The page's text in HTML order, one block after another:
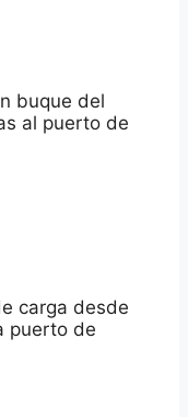
buque del
al puerto de
carga desde
puerto de